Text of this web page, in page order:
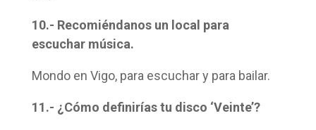
10.- Recomiéndanos un local para
escuchar música.
Mondo en Vigo, para escuchar y para bailar.
11.- ¿Cómo definirías tu disco ‘Veinte’?